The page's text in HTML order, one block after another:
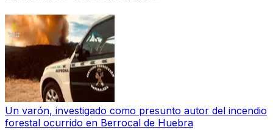
Un varón, investigado como presunto autor del incendio
forestal ocurrido en Berrocal de Huebra